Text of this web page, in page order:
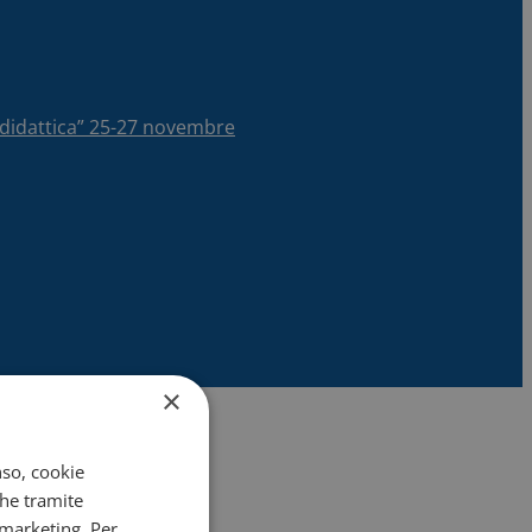
25-27 novembre
×
cookie
tramite